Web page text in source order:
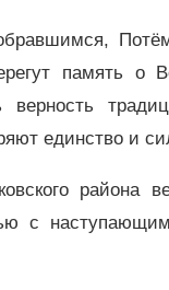
память о
верность
единство и
района
с